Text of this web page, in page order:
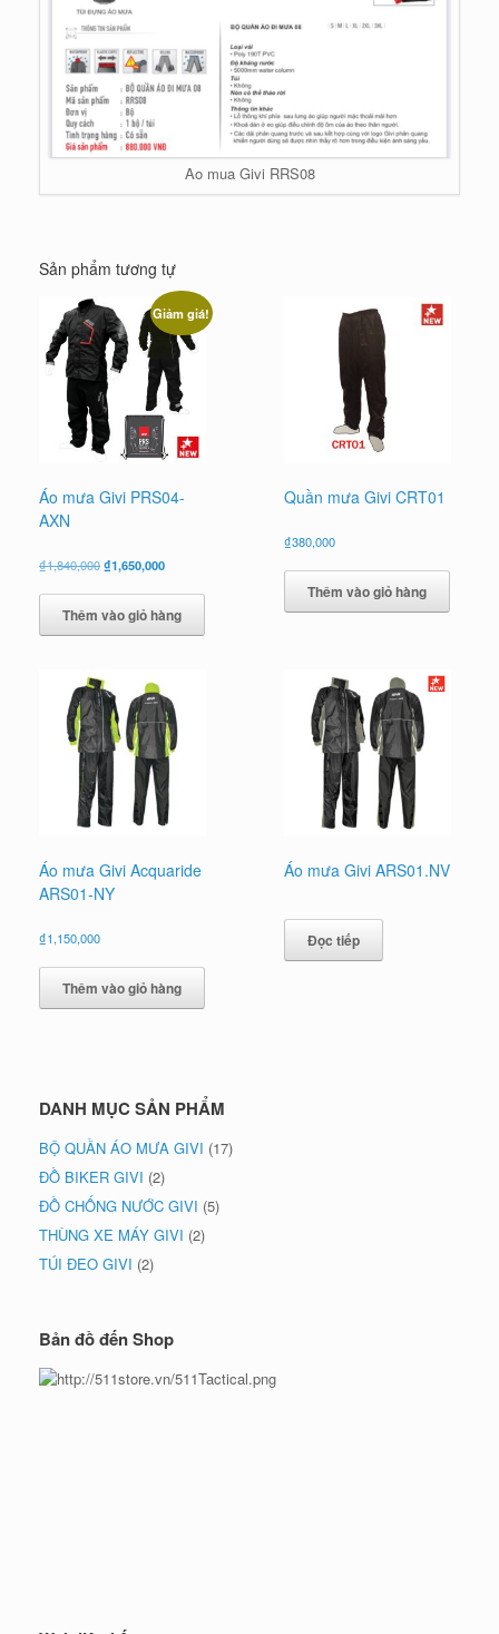
Ao mua Givi RRS08
Sản phẩm tương tự
Giảm giá!
Áo mưa Givi PRS04-
AXN
₫1,840,000Giá
là:
₫1,840,000.
₫1,650,000Giá
tại
là:
₫1,650,000.
Thêm vào giỏ hàng
Quần mưa Givi CRT01
₫380,000
Thêm vào giỏ hàng
Áo mưa Givi Acquaride
ARS01-NY
₫1,150,000
Thêm vào giỏ hàng
Áo mưa Givi ARS01.NV
Đọc tiếp
DANH MỤC SẢN PHẨM
BỘ QUẦN ÁO MƯA GIVI (17)
ĐỒ BIKER GIVI (2)
ĐỒ CHỐNG NƯỚC GIVI (5)
THÙNG XE MÁY GIVI (2)
TÚI ĐEO GIVI (2)
Bản đồ đến Shop